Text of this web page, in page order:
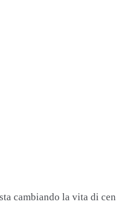
cambiando la vita di